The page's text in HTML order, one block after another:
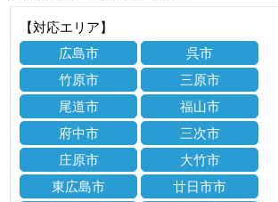
【対応エリア】
広島市
呉市
竹原市
三原市
尾道市
福山市
府中市
三次市
庄原市
大竹市
東広島市
廿日市市